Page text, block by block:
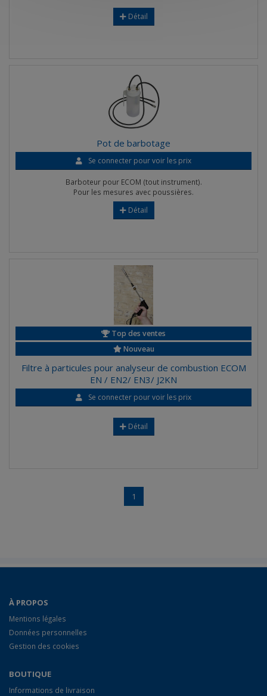
Détail
Pot de barbotage
Se connecter pour voir les prix
Barboteur pour ECOM (tout instrument).
Pour les mesures avec poussières.
Détail
Top des ventes
Nouveau
Filtre à particules pour analyseur de combustion ECOM
EN / EN2/ EN3/ J2KN
Se connecter pour voir les prix
Détail
1
À PROPOS
Mentions légales
Données personnelles
Gestion des cookies
BOUTIQUE
Informations de livraison